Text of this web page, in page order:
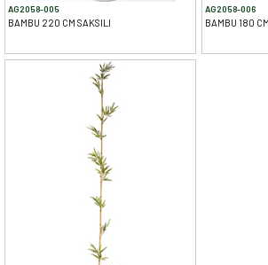
AG2058-005
BAMBU 220 CM SAKSILI
AG2058-006
BAMBU 180